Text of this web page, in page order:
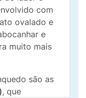
com
ovalado e
e
muito mais
são as
, que